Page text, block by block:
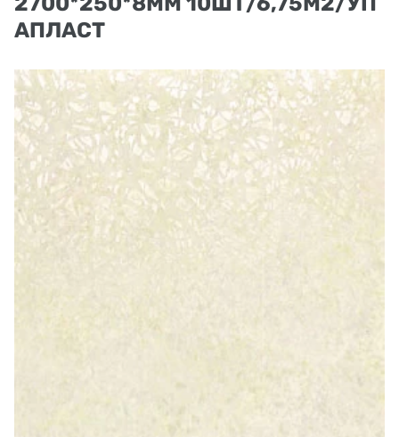
АПЛАСТ